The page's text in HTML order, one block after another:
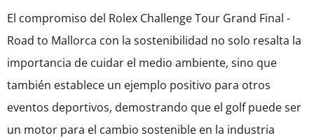
El compromiso del Rolex Challenge Tour Grand Final -
Road to Mallorca con la sostenibilidad no solo resalta la
importancia de cuidar el medio ambiente, sino que
también establece un ejemplo positivo para otros
eventos deportivos, demostrando que el golf puede ser
un motor para el cambio sostenible en la industria